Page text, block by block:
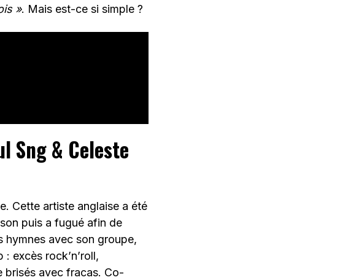
». Mais est-ce si simple ?
Sng & Celeste
Cette artiste anglaise a été
puis a fugué afin de
hymnes avec son groupe,
excès rock’n’roll,
brisés avec fracas. Co-